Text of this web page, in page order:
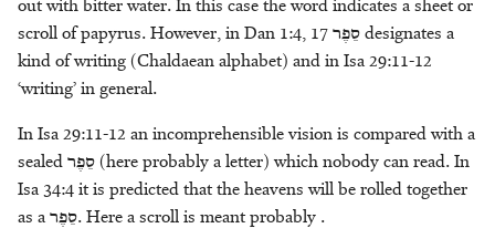
out with bitter water. In this case the word indicates a sheet or
scroll of papyrus. However, in Dan 1:4, 17סֵפֶרdesignates a
kind of writing (Chaldaean alphabet) and in Isa 29:11-12
‘writing’ in general.
In Isa 29:11-12 an incomprehensible vision is compared with a
sealedסֵפֶר(here probably a letter) which nobody can read. In
Isa 34:4 it is predicted that the heavens will be rolled together
as aסֵפֶר. Here a scroll is meant probably .